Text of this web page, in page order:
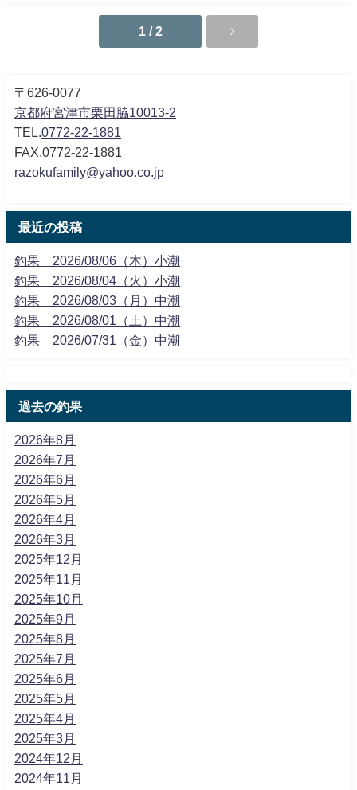
1 / 2
〒626-0077
京都府宮津市栗田脇10013-2
TEL. 0772-22-1881
FAX.0772-22-1881
razokufamily@yahoo.co.jp
最近の投稿
釣果 2026/08/06（木）小潮
釣果 2026/08/04（火）小潮
釣果 2026/08/03（月）中潮
釣果 2026/08/01（土）中潮
釣果 2026/07/31（金）中潮
過去の釣果
2026年8月
2026年7月
2026年6月
2026年5月
2026年4月
2026年3月
2025年12月
2025年11月
2025年10月
2025年9月
2025年8月
2025年7月
2025年6月
2025年5月
2025年4月
2025年3月
2024年12月
2024年11月